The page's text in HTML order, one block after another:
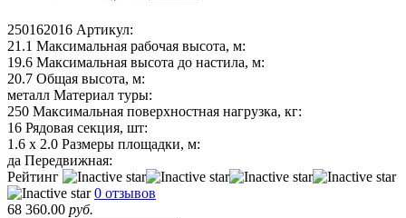
250162016 Артикул:
21.1 Максимальная рабочая высота, м:
19.6 Максимальная высота до настила, м:
20.7 Общая высота, м:
металл Материал туры:
250 Максимальная поверхностная нагрузка, кг:
16 Рядовая секция, шт:
1.6 х 2.0 Размеры площадки, м:
да Передвижная:
Рейтинг
0 отзывов
68 360.00 руб.